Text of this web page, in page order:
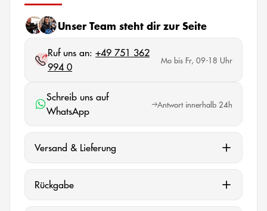
Unser Team steht dir zur Seite
Ruf uns an: +49 751 362
994 0
Mo bis Fr, 09-18 Uhr
Schreib uns auf
WhatsApp
Antwort innerhalb 24h
Versand & Lieferung
Rückgabe